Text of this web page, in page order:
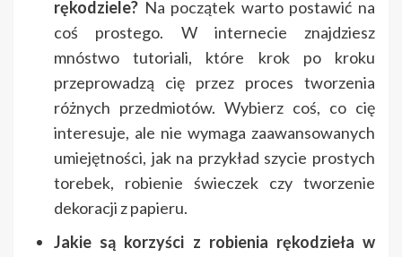
rękodziele? Na początek warto postawić na
coś prostego. W internecie znajdziesz
mnóstwo tutoriali, które krok po kroku
przeprowadzą cię przez proces tworzenia
różnych przedmiotów. Wybierz coś, co cię
interesuje, ale nie wymaga zaawansowanych
umiejętności, jak na przykład szycie prostych
torebek, robienie świeczek czy tworzenie
dekoracji z papieru.
Jakie są korzyści z robienia rękodzieła w